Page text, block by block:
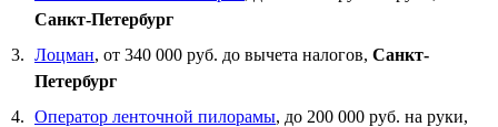
Санкт-Петербург
Лоцман, от 340 000 руб. до вычета налогов, Санкт-
Петербург
Оператор ленточной пилорамы, до 200 000 руб. на руки,